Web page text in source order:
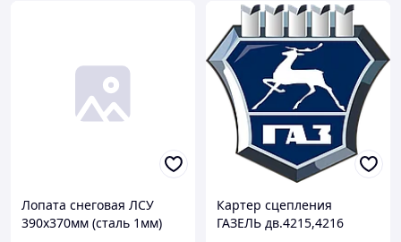
Лопата снеговая ЛСУ
390х370мм (сталь 1мм)
Картер сцепления
ГАЗЕЛЬ дв.4215,4216